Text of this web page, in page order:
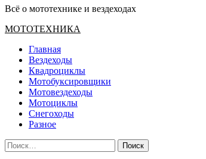
Всё о мототехнике и вездеходах
Основное
МОТОТЕХНИКА
Главная
Вездеходы
Квадроциклы
Мотобуксировщики
Мотовездеходы
Мотоциклы
Снегоходы
Разное
Найти: